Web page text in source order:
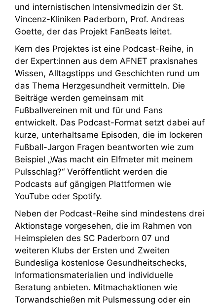
und internistischen Intensivmedizin der St.
Vincenz-Kliniken Paderborn, Prof. Andreas
Goette, der das Projekt FanBeats leitet.
Kern des Projektes ist eine Podcast-Reihe, in
der Expert:innen aus dem AFNET praxisnahes
Wissen, Alltagstipps und Geschichten rund um
das Thema Herzgesundheit vermitteln. Die
Beiträge werden gemeinsam mit
Fußballvereinen mit und für und Fans
entwickelt. Das Podcast-Format setzt dabei auf
kurze, unterhaltsame Episoden, die im lockeren
Fußball-Jargon Fragen beantworten wie zum
Beispiel „Was macht ein Elfmeter mit meinem
Pulsschlag?“ Veröffentlicht werden die
Podcasts auf gängigen Plattformen wie
YouTube oder Spotify.
Neben der Podcast-Reihe sind mindestens drei
Aktionstage vorgesehen, die im Rahmen von
Heimspielen des SC Paderborn 07 und
weiteren Klubs der Ersten und Zweiten
Bundesliga kostenlose Gesundheitschecks,
Informationsmaterialien und individuelle
Beratung anbieten. Mitmachaktionen wie
Torwandschießen mit Pulsmessung oder ein